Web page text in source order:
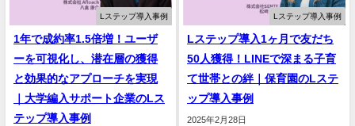
Lステップ導入事例
1年で成約率1.5倍増！ユーザ
ーを可視化し、潜在層の獲得
と効果的なアプローチを実現
｜大学編入サポート企業のLス
テップ導入事例
Lステップ導入事例
Lステップ導入1ヶ月で友だち
50人獲得！LINEで深まる子育
て世帯との絆｜保育園のLステ
ップ導入事例
2025年2月28日